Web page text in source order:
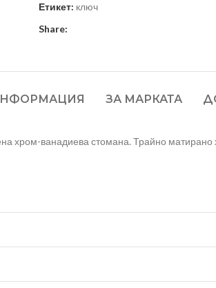
Етикет: ключ
Share:
ЗА МАРКАТА
хром-ванадиева стомана. Трайно матирано